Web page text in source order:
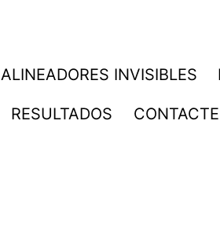
ALINEADORES INVISIBLES
RESULTADOS